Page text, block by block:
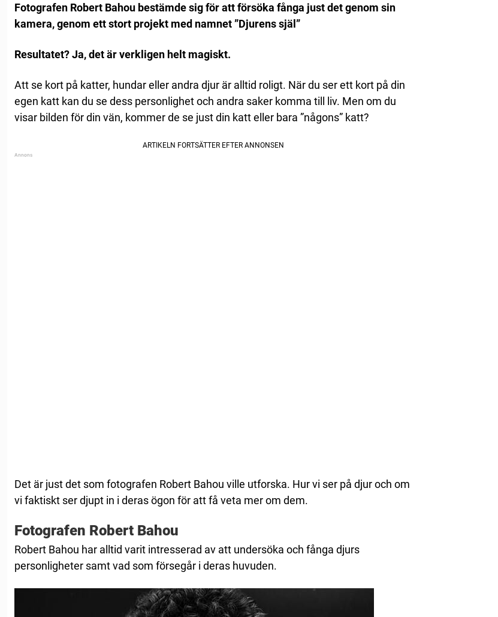
Fotografen Robert Bahou bestämde sig för att försöka fånga just det genom sin
kamera, genom ett stort projekt med namnet ”Djurens själ”
Resultatet? Ja, det är verkligen helt magiskt.
Att se kort på katter, hundar eller andra djur är alltid roligt. När du ser ett kort på din
egen katt kan du se dess personlighet och andra saker komma till liv. Men om du
visar bilden för din vän, kommer de se just din katt eller bara ”någons” katt?
Det är just det som fotografen Robert Bahou ville utforska. Hur vi ser på djur och om
vi faktiskt ser djupt in i deras ögon för att få veta mer om dem.
Fotografen Robert Bahou
Robert Bahou har alltid varit intresserad av att undersöka och fånga djurs
personligheter samt vad som försegår i deras huvuden.